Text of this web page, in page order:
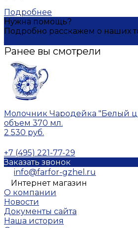
Подробнее
Нужна помощь?
Подробно расскажем о наших
Ранее вы смотрели
Молочник Чародейка "Белый
объем 370 мл.
2 530 руб.
+7 (495) 221-77-29
Заказать звонок
info@farfor-gzhel.ru
Интернет магазин
О компании
Новости
Документы сайта
Наша история